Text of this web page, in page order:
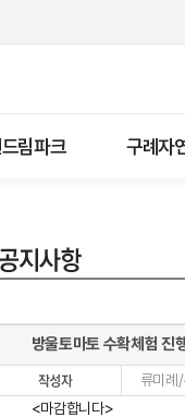
림파크 구례자
방울토마토 수확체험 진
류미례
<마감합니다>